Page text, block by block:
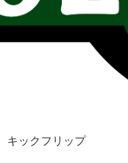
キックフリップ